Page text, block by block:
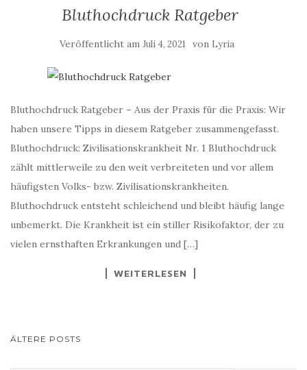
Bluthochdruck Ratgeber
Veröffentlicht am Juli 4, 2021 von Lyria
Bluthochdruck Ratgeber – Aus der Praxis für die Praxis: Wir
haben unsere Tipps in diesem Ratgeber zusammengefasst.
Bluthochdruck: Zivilisationskrankheit Nr. 1 Bluthochdruck
zählt mittlerweile zu den weit verbreiteten und vor allem
häufigsten Volks- bzw. Zivilisationskrankheiten.
Bluthochdruck entsteht schleichend und bleibt häufig lange
unbemerkt. Die Krankheit ist ein stiller Risikofaktor, der zu
vielen ernsthaften Erkrankungen und […]
WEITERLESEN
BEITRAGSNAVIGATION
ÄLTERE POSTS